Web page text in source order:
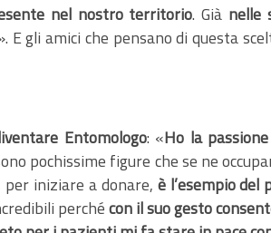
nel nostro territorio. Già nelle
E gli amici che pensano di questa
Entomologo: «Ho la
pochissime figure che se ne
per iniziare a donare, è l’esempio del
perchécon il suo gesto